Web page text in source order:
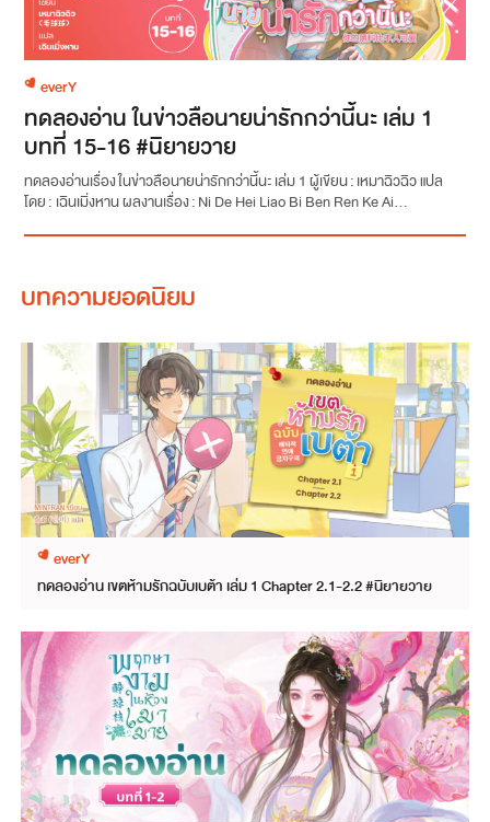
everY
ทดลองอ่าน ในข่าวลือนายน่ารักกว่านี้นะ เล่ม 1
บทที่ 15-16 #นิยายวาย
ทดลองอ่านเรื่อง ในข่าวลือนายน่ารักกว่านี้นะ เล่ม 1 ผู้เขียน : เหมาฉิวฉิว แปล
โดย : เฉินเมิ่งหาน ผลงานเรื่อง : Ni De Hei Liao Bi Ben Ren Ke Ai...
บทความยอดนิยม
everY
ทดลองอ่าน เขตห้ามรักฉบับเบต้า เล่ม 1 Chapter 2.1-2.2 #นิยายวาย